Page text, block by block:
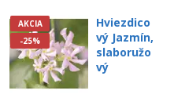
AKCIA
-25%
Hviezdico
vý Jazmín,
slaboružo
vý